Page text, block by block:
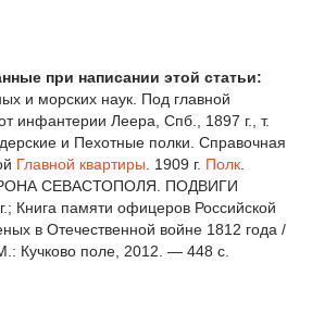
при написании этой статьи:
и морских наук. Под главной
инфантерии Леера, Спб., 1897 г., т.
и Пехотные полки. Справочная
Главной квартиры . 1909 г. Полк
СЕВАСТОПОЛЯ. ПОДВИГИ
памяти офицеров Российской
в Отечественной войне 1812 года /
Кучково поле, 2012. — 448 с.